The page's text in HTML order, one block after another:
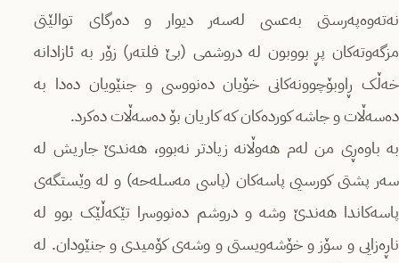
نەتەوەپەرستی بەعسی لەسەر دیوار و دەرگای توالێتی
مزگەوتەکان پڕ بووبون لە دروشمی (بێ فلتەر) زۆر بە ئازادانە
خەڵک ڕاوبۆچوونەکانی خۆیان دەنووسی و جنێویان دەدا بە
دەسەڵات و جاشە کوردەکان کە کاریان بۆ دەسەڵات دەکرد.
بە باوەڕی من لەم هەوڵانە زیادتر نەبوو، هەندێ جاریش لە
سەر پشتی کورسیی پاسەکان (پاسی مەسلەحە) و لە وێستگەی
پاسەکاندا هەندێ وشە و دروشم دەنووسرا تێکەڵێک بوو لە
ناڕەزایی و سۆز و خۆشەویستی و وشەی کۆمیدی و جنێودان. لە